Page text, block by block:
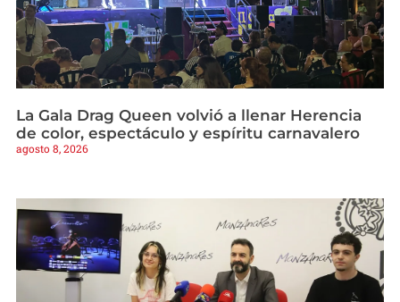
La Gala Drag Queen volvió a llenar Herencia
de color, espectáculo y espíritu carnavalero
agosto 8, 2026